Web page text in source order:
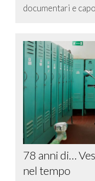
documentari e
78 anni di…
nel tempo